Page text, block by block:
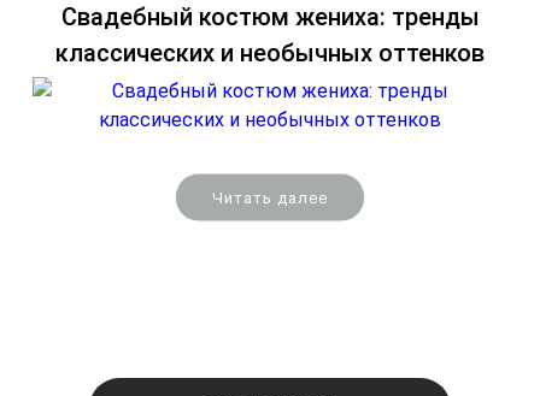
Читать далее
Свадебный костюм жениха: тренды
классических и необычных оттенков